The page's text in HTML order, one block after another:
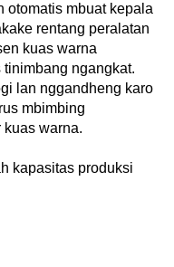
otomatis mbuat kepala
rentang peralatan
kuas warna
ngangkat.
lan nggandheng karo
mbimbing
kuas warna.
kapasitas produksi